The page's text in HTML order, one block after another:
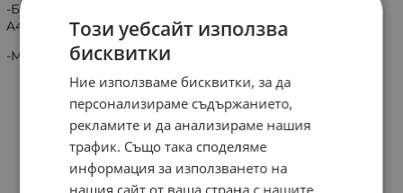
-Букса за монтаж на стандартен говорител на AUDI
A4 B5 задни
-Минимална заявка 2бр!!!!
Този уебсайт използва
бисквитки
Ние използваме бисквитки, за да
персонализираме съдържанието,
рекламите и да анализираме нашия
трафик. Също така споделяме
информация за използването на
нашия сайт от ваша страна с нашите